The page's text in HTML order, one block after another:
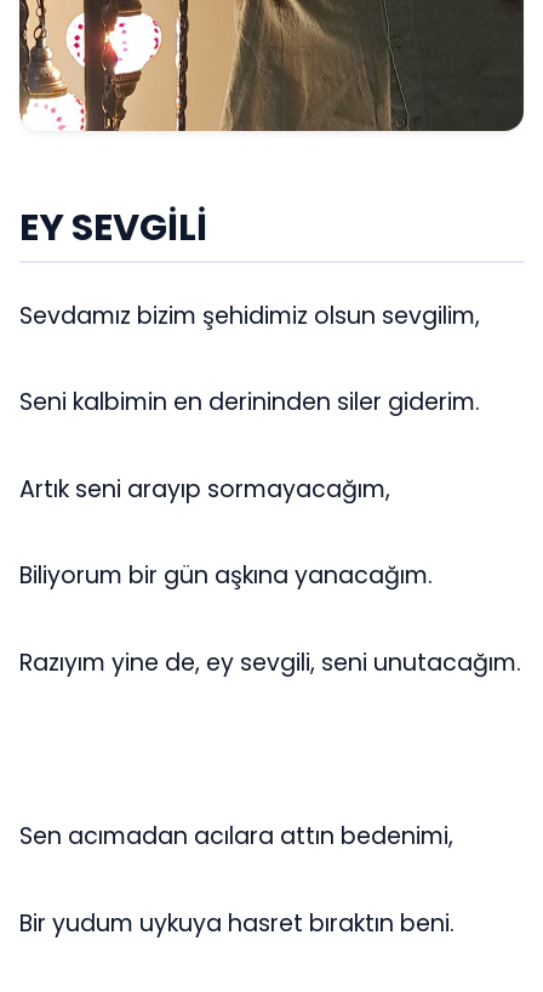
EY SEVGİLİ
Sevdamız bizim şehidimiz olsun sevgilim,
Seni kalbimin en derininden siler giderim.
Artık seni arayıp sormayacağım,
Biliyorum bir gün aşkına yanacağım.
Razıyım yine de, ey sevgili, seni unutacağım.
Sen acımadan acılara attın bedenimi,
Bir yudum uykuya hasret bıraktın beni.